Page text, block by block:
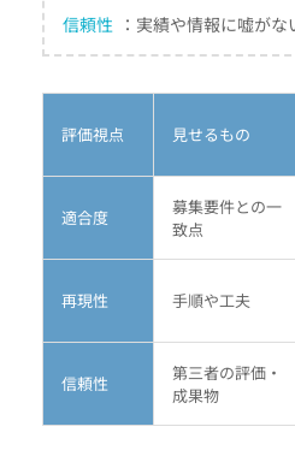
信頼性 ：実績や情報に嘘がな
評価視点 見せるもの
適合度
募集要件との一
致点
再現性 手順や工夫
信頼性
第三者の評価・
成果物